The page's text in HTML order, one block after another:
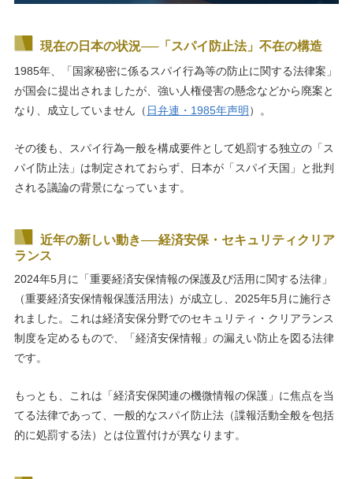
現在の日本の状況──「スパイ防止法」不在の構造
1985年、「国家秘密に係るスパイ行為等の防止に関する法律案」
が国会に提出されましたが、強い人権侵害の懸念などから廃案と
なり、成立していません（ 日弁連・1985年声明）。
その後も、スパイ行為一般を構成要件として処罰する独立の「ス
パイ防止法」は制定されておらず、日本が「スパイ天国」と批判
される議論の背景になっています。
近年の新しい動き──経済安保・セキュリティクリア
ランス
2024年5月に「重要経済安保情報の保護及び活用に関する法律」
（重要経済安保情報保護活用法）が成立し、2025年5月に施行さ
れました。これは経済安保分野でのセキュリティ・クリアランス
制度を定めるもので、「経済安保情報」の漏えい防止を図る法律
です。
もっとも、これは「経済安保関連の機微情報の保護」に焦点を当
てる法律であって、一般的なスパイ防止法（諜報活動全般を包括
的に処罰する法）とは位置付けが異なります。